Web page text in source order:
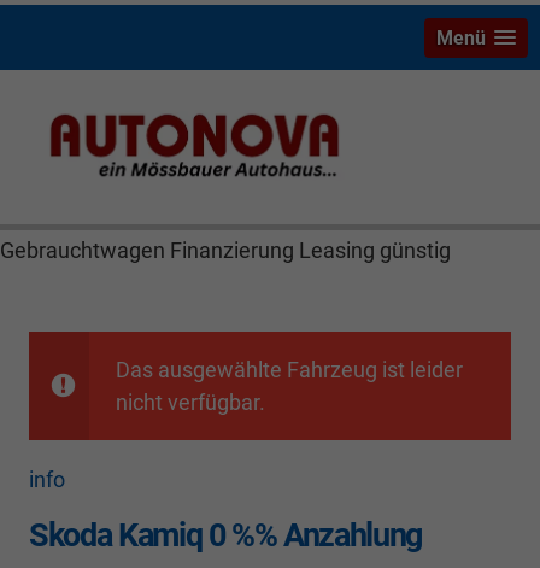
Skoda Kamiq Mössbauer Autonova Bayreuth Brucker
MGS Räthel Marktredwitz Wiesau Wunsiedel Hof
Gebrauchtwagen Finanzierung Leasing günstig
Menü
Das ausgewählte Fahrzeug ist leider
nicht verfügbar.
info
Skoda Kamiq 0 %% Anzahlung